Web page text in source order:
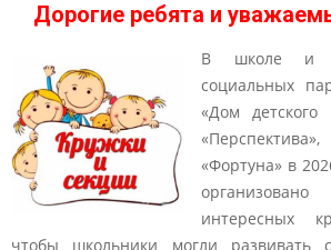
Дорогие ребята и
В школе и
социальных
«Дом детского
«Фортуна» в
интересных
чтобы школьники могли развивать